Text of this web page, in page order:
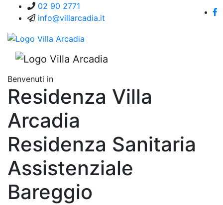
02 90 2771
info@villarcadia.it
Benvenuti in
Residenza Villa
Arcadia
Residenza Sanitaria
Assistenziale
Bareggio